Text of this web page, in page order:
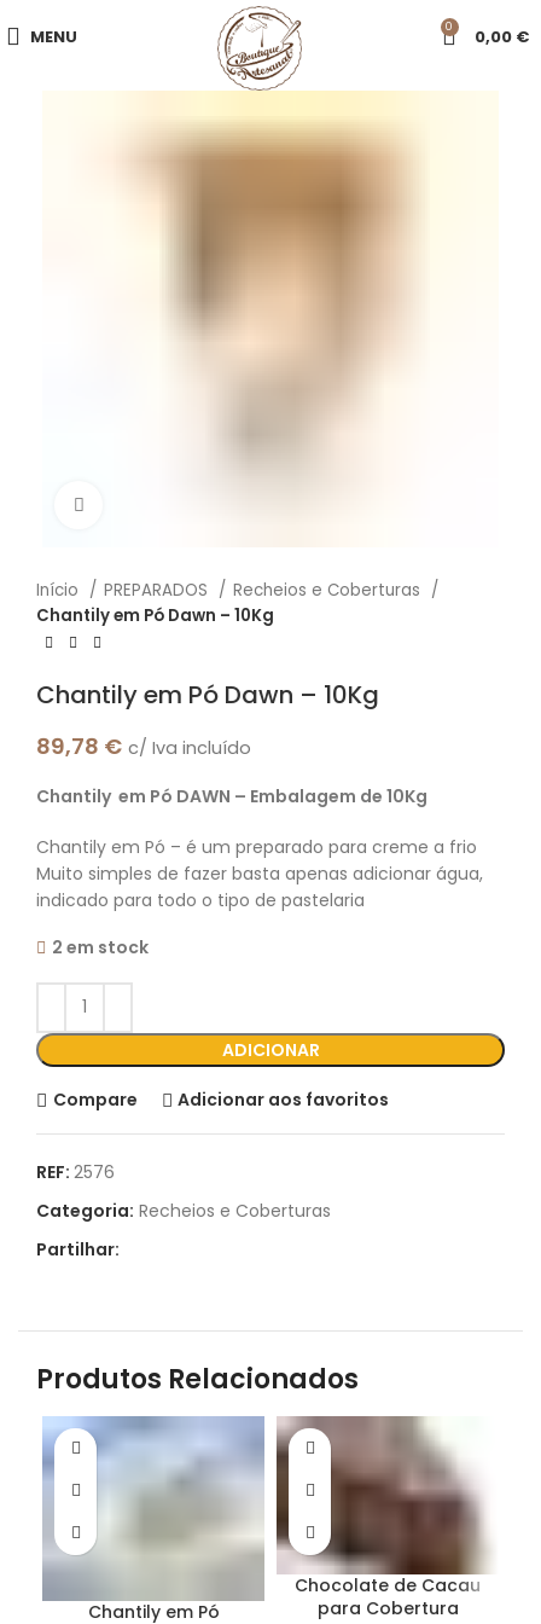
MENU 0 0,00 €
Início PREPARADOS
Recheios e Coberturas
Chantily em Pó Dawn – 10Kg
Chantily em Pó Dawn – 10Kg
89,78 € c/ Iva incluído
Chantily em Pó DAWN – Embalagem de 10Kg
Chantily em Pó – é um preparado para creme a frio
Muito simples de fazer basta apenas adicionar água,
indicado para todo o tipo de pastelaria
2 em stock
ADICIONAR
Compare Adicionar aos favoritos
REF: 2576
Categoria: Recheios e Coberturas
Partilhar:
Produtos Relacionados
Chantily em Pó
Chocolate de Cacau
para Cobertura